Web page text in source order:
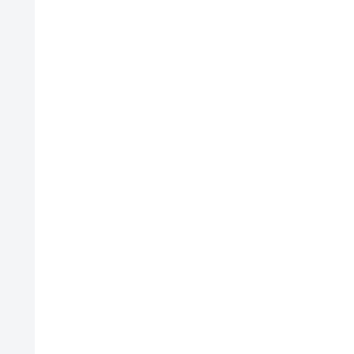
発表から2日で大崩壊、鳴かず飛ばずに終わ